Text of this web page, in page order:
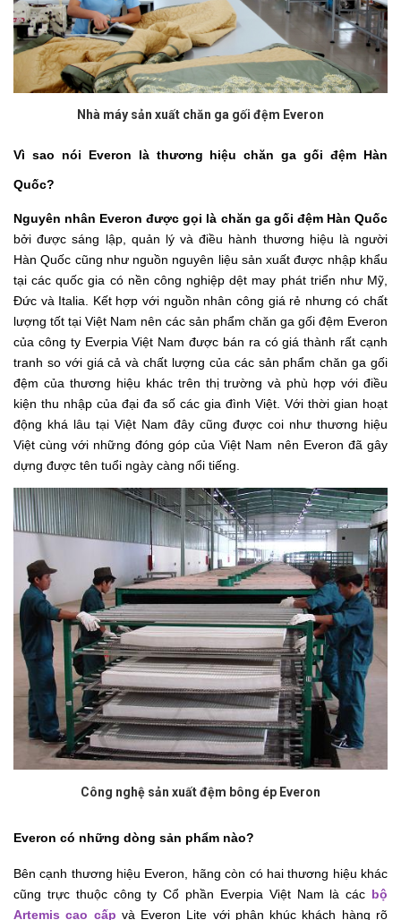
Nhà máy sản xuất chăn ga gối đệm Everon
Vì sao nói Everon là thương hiệu chăn ga gối đệm Hàn
Quốc?
Nguyên nhân Everon được gọi là chăn ga gối đệm Hàn Quốc
bởi được sáng lập, quản lý và điều hành thương hiệu là người
Hàn Quốc cũng như nguồn nguyên liệu sản xuất được nhập khẩu
tại các quốc gia có nền công nghiệp dệt may phát triển như Mỹ,
Đức và Italia. Kết hợp với nguồn nhân công giá rẻ nhưng có chất
lượng tốt tại Việt Nam nên các sản phẩm chăn ga gối đệm Everon
của công ty Everpia Việt Nam được bán ra có giá thành rất cạnh
tranh so với giá cả và chất lượng của các sản phẩm chăn ga gối
đệm của thương hiệu khác trên thị trường và phù hợp với điều
kiện thu nhập của đại đa số các gia đình Việt. Với thời gian hoạt
động khá lâu tại Việt Nam đây cũng được coi như thương hiệu
Việt cùng với những đóng góp của Việt Nam nên Everon đã gây
dựng được tên tuổi ngày càng nổi tiếng.
Công nghệ sản xuất đệm bông ép Everon
Everon có những dòng sản phẩm nào?
Bên cạnh thương hiệu Everon, hãng còn có hai thương hiệu khác
cũng trực thuộc công ty Cổ phần Everpia Việt Nam là các bộ
Artemis cao cấp và Everon Lite với phân khúc khách hàng rõ